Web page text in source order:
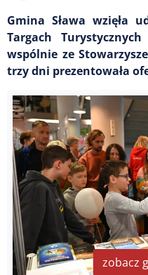
Gmina Sława wzięła
Targach
wspólnie ze
trzy dni prezentowała
zobacz